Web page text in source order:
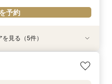
予約
談会】顔合わせから結婚式ま
ス認定ウェルカムベビー会
＆美食を堪能♪お子様と一緒の
ホ＆自宅でOK★】オンライ
を貸切OK】熊本の自然溢れ
家族ウエディング
ススメ】豪華5品3万円コー
テップ相談会
見る（5件）